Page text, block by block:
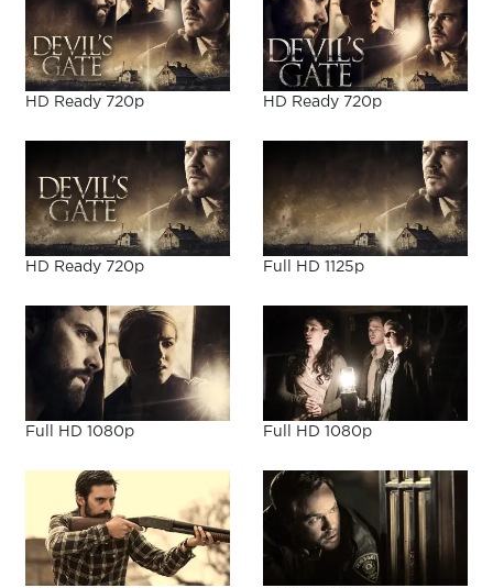
HD Ready 720p HD Ready 720p
HD Ready 720p Full HD 1125p
Full HD 1080p Full HD 1080p